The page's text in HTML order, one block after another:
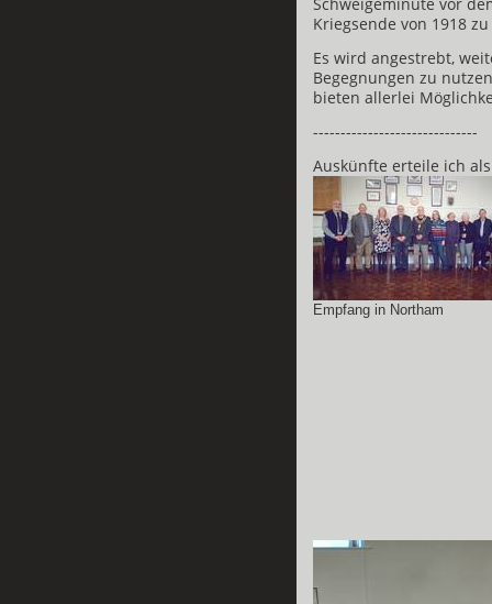
Kriegsende von 1918
Es wird angestrebt,
Begegnungen zu
bieten allerlei
------------------------------
Auskünfte erteile ich
Empfang in Northam